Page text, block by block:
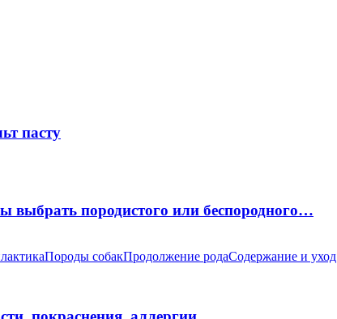
пасту
выбрать породистого или беспородного…
Породы собакПродолжение родаСодержание и уход